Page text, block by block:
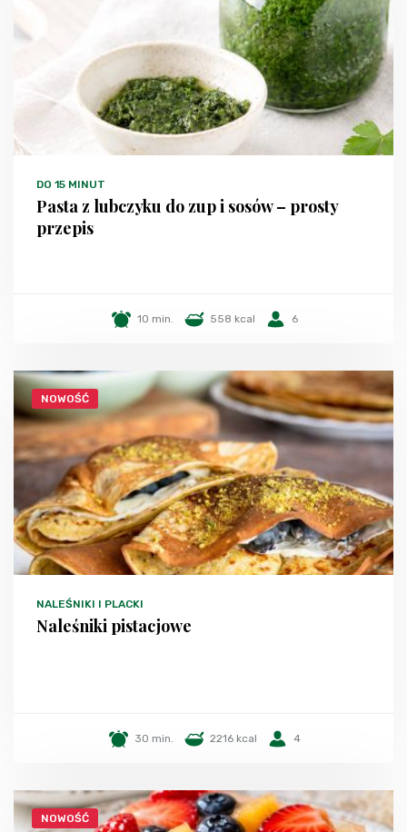
DO 15 MINUT
Pasta z lubczyku do zup i sosów – prosty
przepis
10 min. 558 kcal 6
NOWOŚĆ
NALEŚNIKI I PLACKI
Naleśniki pistacjowe
30 min. 2216 kcal 4
NOWOŚĆ